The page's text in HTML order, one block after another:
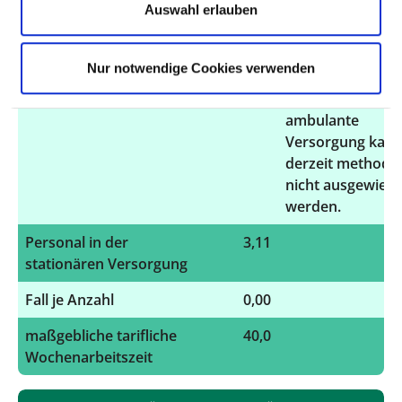
Auswahl erlauben
Nur notwendige Cookies verwenden
ambulanten Versorgung
stationären
zugeordnet. Der
Anteil für die
ambulante
Versorgung kann
derzeit
nicht
werden.
Personal in der
stationären Versorgung
3,11
Fall je Anzahl
0,00
maßgebliche tarifliche
Wochenarbeitszeit
40,0